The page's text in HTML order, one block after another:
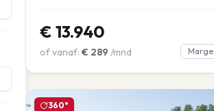
€ 13.940
of vanaf: € 289 /mnd Marge
360°